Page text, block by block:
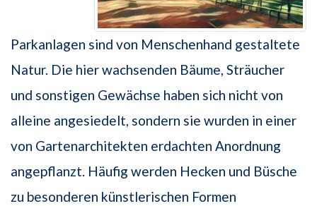
Parkanlagen sind von Menschenhand gestaltete
Natur. Die hier wachsenden Bäume, Sträucher
und sonstigen Gewächse haben sich nicht von
alleine angesiedelt, sondern sie wurden in einer
von Gartenarchitekten erdachten Anordnung
angepflanzt. Häufig werden Hecken und Büsche
zu besonderen künstlerischen Formen